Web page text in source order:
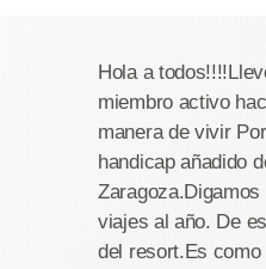
Hola a
miembro activo
manera de vivir
handicap añadido
viajes al año. De
del resort.Es